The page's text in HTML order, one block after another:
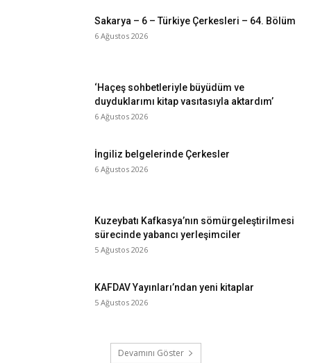
Sakarya – 6 – Türkiye Çerkesleri – 64. Bölüm
6 Ağustos 2026
‘Haçeş sohbetleriyle büyüdüm ve
duyduklarımı kitap vasıtasıyla aktardım’
6 Ağustos 2026
İngiliz belgelerinde Çerkesler
6 Ağustos 2026
Kuzeybatı Kafkasya’nın sömürgeleştirilmesi
sürecinde yabancı yerleşimciler
5 Ağustos 2026
KAFDAV Yayınları’ndan yeni kitaplar
5 Ağustos 2026
Devamını Göster